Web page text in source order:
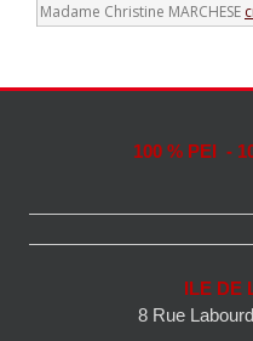
Madame Christine MARCHESE
100 % PEI -
ILE DE
8 Rue